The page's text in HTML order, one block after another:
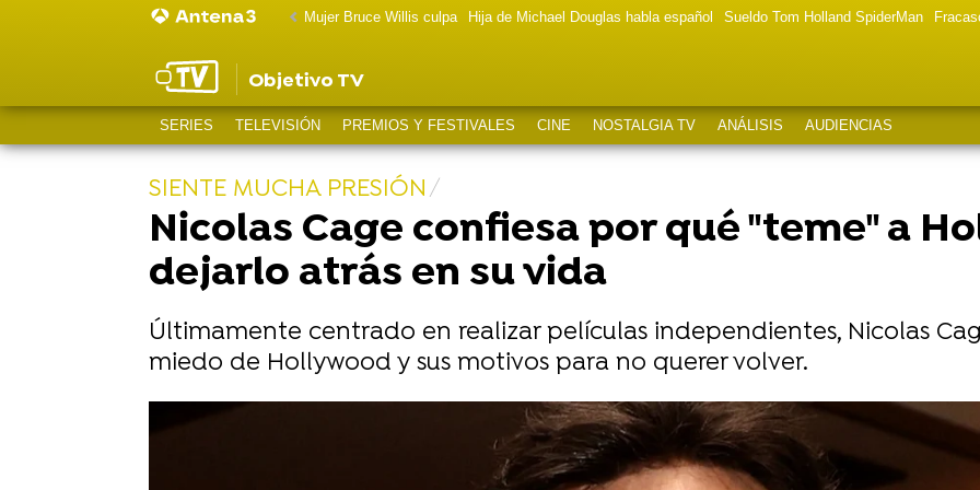
Mujer Bruce Willis culpa Hija de Michael Douglas habla español Sueldo Tom Holland SpiderMan
Objetivo TV
SERIES TELEVISIÓN PREMIOS Y FESTIVALES CINE NOSTALGIA TV ANÁLISIS AUDIENCIAS
SIENTE MUCHA PRESIÓN
Nicolas Cage confiesa por qué "teme" a
dejarlo atrás en su vida
Últimamente centrado en realizar películas independientes, Nicolas
miedo de Hollywood y sus motivos para no querer volver.